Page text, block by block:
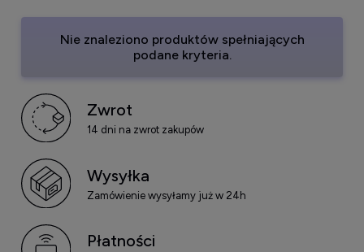
Nie znaleziono produktów spełniających
podane kryteria.
Zwrot
14 dni na zwrot zakupów
Wysyłka
Zamówienie wysyłamy już w 24h
Płatności